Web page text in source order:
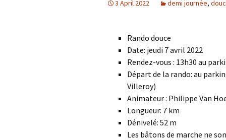
3 April 2022 demi journée,
Rando douce
Date: jeudi 7 avril 2022
Rendez-vous : 13h30 au
Départ de la rando: au
Villeroy)
Animateur : Philippe Van
Longueur: 7 km
Dénivelé: 52 m
Les bâtons de marche ne